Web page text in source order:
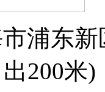
浦东
200米)